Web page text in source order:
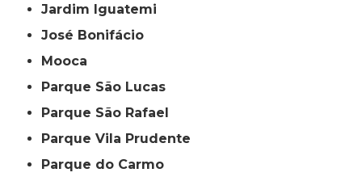
Jardim Iguatemi
José Bonifácio
Mooca
Parque São Lucas
Parque São Rafael
Parque Vila Prudente
Parque do Carmo